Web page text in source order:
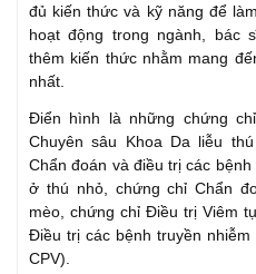
đủ kiến thức và kỹ năng để
hoạt động trong ngành, bác
thêm kiến thức nhằm mang
nhất.
Điển hình là những chứng
Chuyên sâu Khoa Da liễu
Chẩn đoán và điều trị các
ở thú nhỏ, chứng chỉ Chẩn
mèo, chứng chỉ Điều trị Viêm
Điều trị các bệnh truyền
CPV).